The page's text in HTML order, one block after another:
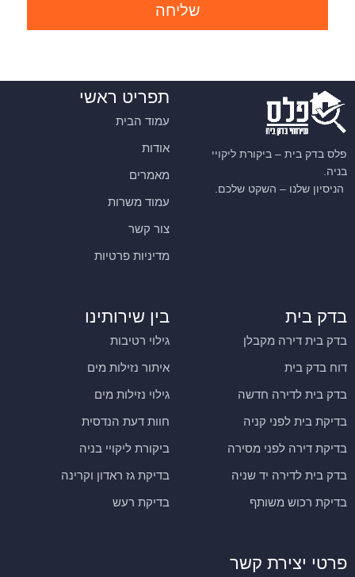
שליחה
פלס בדק בית – ביקורת ליקויי
בניה.
הניסיון שלנו – השקט שלכם.
תפריט ראשי
עמוד הבית
אודות
מאמרים
עמוד משרות
צור קשר
מדיניות פרטיות
בדק בית
בדק בית דירה מקבלן
דוח בדק בית
בדק בית לדירה חדשה
בדיקת בית לפני קניה
בדיקת דירה לפני מסירה
בדק בית לדירה יד שניה
בדיקת רכוש משותף
בין שירותינו
גילוי רטיבות
איתור נזילות מים
גילוי נזילות מים
חוות דעת הנדסית
ביקורת ליקויי בניה
בדיקת גז ראדון וקרינה
בדיקת רעש
פרטי יצירת קשר